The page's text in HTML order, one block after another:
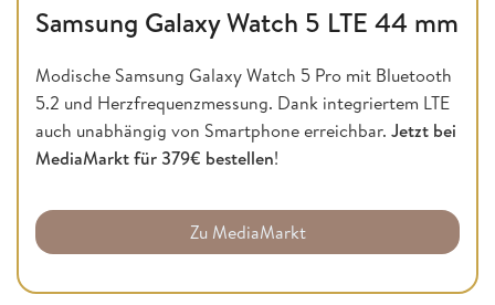
Samsung Galaxy Watch 5 LTE 44 mm
Modische Samsung Galaxy Watch 5 Pro mit Bluetooth
5.2 und Herzfrequenzmessung. Dank integriertem LTE
auch unabhängig von Smartphone erreichbar. Jetzt bei
MediaMarkt für 379€ bestellen!
Zu MediaMarkt